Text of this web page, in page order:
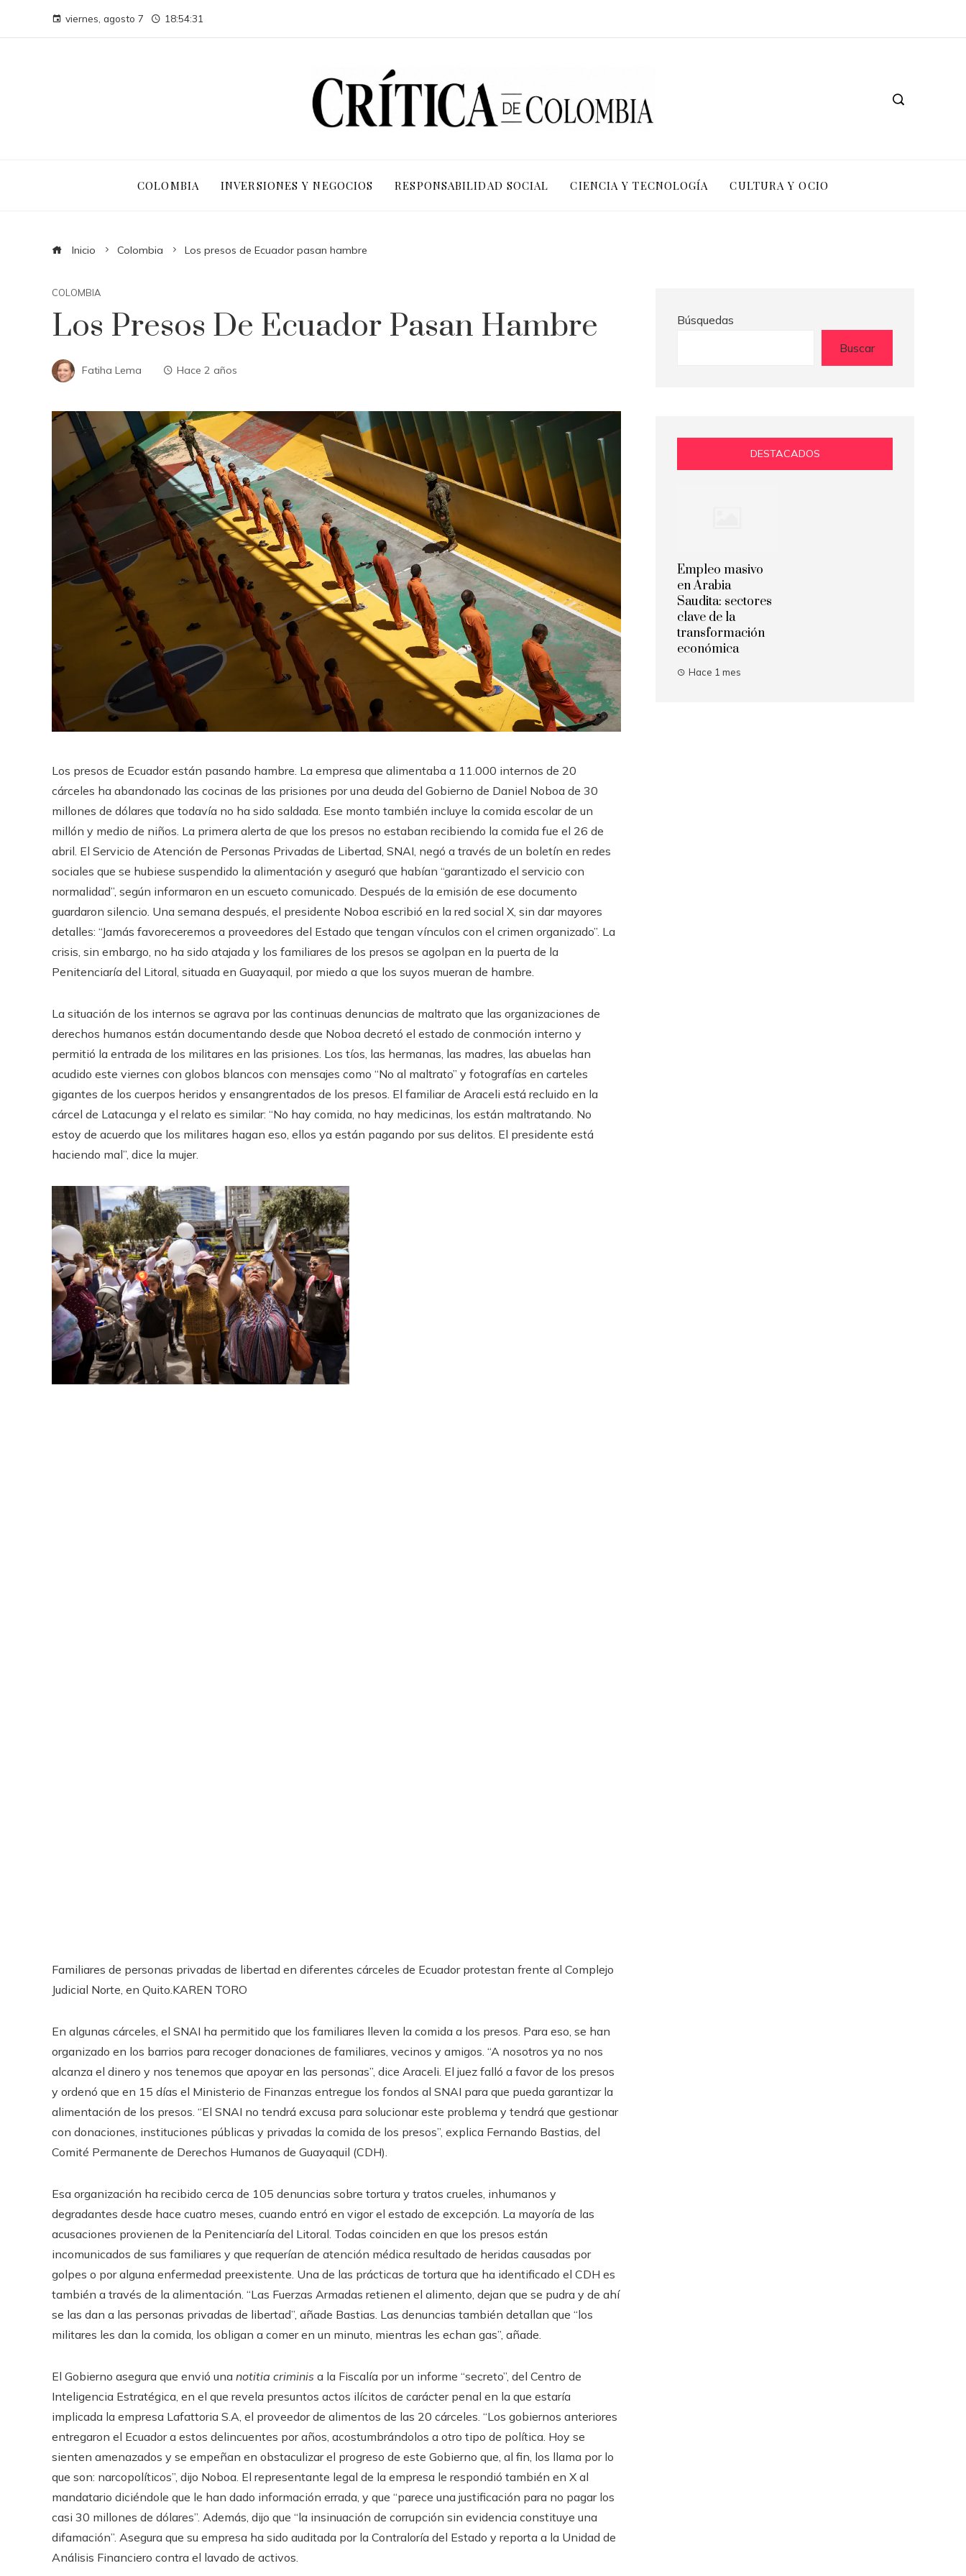
viernes, agosto 7 18:54:33
COLOMBIA INVERSIONES Y NEGOCIOS RESPONSABILIDAD SOCIAL CIENCIA Y TECNOLOGÍA CULTURA Y OCIO
Inicio Colombia Los presos de Ecuador pasan hambre
COLOMBIA
Los Presos De Ecuador Pasan Hambre
Fatiha Lema Hace 2 años
Los presos de Ecuador están pasando hambre. La empresa que alimentaba a 11.000 internos de 20
cárceles ha abandonado las cocinas de las prisiones por una deuda del Gobierno de Daniel Noboa de 30
millones de dólares que todavía no ha sido saldada. Ese monto también incluye la comida escolar de un
millón y medio de niños. La primera alerta de que los presos no estaban recibiendo la comida fue el 26 de
abril. El Servicio de Atención de Personas Privadas de Libertad, SNAI, negó a través de un boletín en redes
sociales que se hubiese suspendido la alimentación y aseguró que habían “garantizado el servicio con
normalidad”, según informaron en un escueto comunicado. Después de la emisión de ese documento
guardaron silencio. Una semana después, el presidente Noboa escribió en la red social X, sin dar mayores
detalles: “Jamás favoreceremos a proveedores del Estado que tengan vínculos con el crimen organizado”. La
crisis, sin embargo, no ha sido atajada y los familiares de los presos se agolpan en la puerta de la
Penitenciaría del Litoral, situada en Guayaquil, por miedo a que los suyos mueran de hambre.
La situación de los internos se agrava por las continuas denuncias de maltrato que las organizaciones de
derechos humanos están documentando desde que Noboa decretó el estado de conmoción interno y
permitió la entrada de los militares en las prisiones. Los tíos, las hermanas, las madres, las abuelas han
acudido este viernes con globos blancos con mensajes como “No al maltrato” y fotografías en carteles
gigantes de los cuerpos heridos y ensangrentados de los presos. El familiar de Araceli está recluido en la
cárcel de Latacunga y el relato es similar: “No hay comida, no hay medicinas, los están maltratando. No
estoy de acuerdo que los militares hagan eso, ellos ya están pagando por sus delitos. El presidente está
haciendo mal”, dice la mujer.
Familiares de personas privadas de libertad en diferentes cárceles de Ecuador protestan frente al Complejo
Judicial Norte, en Quito. KAREN TORO
En algunas cárceles, el SNAI ha permitido que los familiares lleven la comida a los presos. Para eso, se han
organizado en los barrios para recoger donaciones de familiares, vecinos y amigos. “A nosotros ya no nos
alcanza el dinero y nos tenemos que apoyar en las personas”, dice Araceli. El juez falló a favor de los presos
y ordenó que en 15 días el Ministerio de Finanzas entregue los fondos al SNAI para que pueda garantizar la
alimentación de los presos. “El SNAI no tendrá excusa para solucionar este problema y tendrá que gestionar
con donaciones, instituciones públicas y privadas la comida de los presos”, explica Fernando Bastias, del
Comité Permanente de Derechos Humanos de Guayaquil (CDH).
Esa organización ha recibido cerca de 105 denuncias sobre tortura y tratos crueles, inhumanos y
degradantes desde hace cuatro meses, cuando entró en vigor el estado de excepción. La mayoría de las
acusaciones provienen de la Penitenciaría del Litoral. Todas coinciden en que los presos están
incomunicados de sus familiares y que requerían de atención médica resultado de heridas causadas por
golpes o por alguna enfermedad preexistente. Una de las prácticas de tortura que ha identificado el CDH es
también a través de la alimentación. “Las Fuerzas Armadas retienen el alimento, dejan que se pudra y de ahí
se las dan a las personas privadas de libertad”, añade Bastias. Las denuncias también detallan que “los
militares les dan la comida, los obligan a comer en un minuto, mientras les echan gas”, añade.
El Gobierno asegura que envió una notitia criminis a la Fiscalía por un informe “secreto”, del Centro de
Inteligencia Estratégica, en el que revela presuntos actos ilícitos de carácter penal en la que estaría
implicada la empresa Lafattoria S.A, el proveedor de alimentos de las 20 cárceles. “Los gobiernos anteriores
entregaron el Ecuador a estos delincuentes por años, acostumbrándolos a otro tipo de política. Hoy se
sienten amenazados y se empeñan en obstaculizar el progreso de este Gobierno que, al fin, los llama por lo
que son: narcopolíticos”, dijo Noboa. El representante legal de la empresa le respondió también en X al
mandatario diciéndole que le han dado información errada, y que “parece una justificación para no pagar los
casi 30 millones de dólares”. Además, dijo que “la insinuación de corrupción sin evidencia constituye una
difamación”. Asegura que su empresa ha sido auditada por la Contraloría del Estado y reporta a la Unidad de
Análisis Financiero contra el lavado de activos.
Búsquedas
Buscar
DESTACADOS
Empleo masivo
en Arabia
Saudita: sectores
clave de la
transformación
económica
Hace 1 mes